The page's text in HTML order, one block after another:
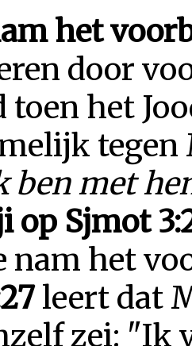
het
door
toen het
tegen
ben met
op Sjmot
nam het
leert dat
zei: "Ik